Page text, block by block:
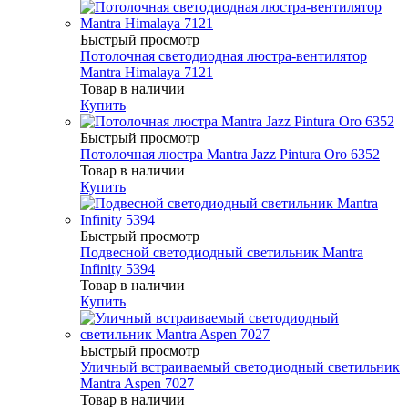
Быстрый просмотр
Потолочная светодиодная люстра-вентилятор
Mantra Himalaya 7121
Товар в наличии
Купить
Быстрый просмотр
Потолочная люстра Mantra Jazz Pintura Oro 6352
Товар в наличии
Купить
Быстрый просмотр
Подвесной светодиодный светильник Mantra
Infinity 5394
Товар в наличии
Купить
Быстрый просмотр
Уличный встраиваемый светодиодный светильник
Mantra Aspen 7027
Товар в наличии